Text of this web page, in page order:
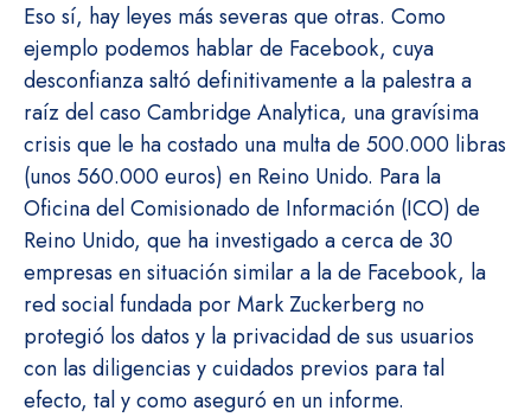
Eso sí, hay leyes más severas que otras. Como
ejemplo podemos hablar de Facebook, cuya
desconfianza saltó definitivamente a la palestra a
raíz del caso Cambridge Analytica, una gravísima
crisis que le ha costado una multa de 500.000 libras
(unos 560.000 euros) en Reino Unido. Para la
Oficina del Comisionado de Información (ICO) de
Reino Unido, que ha investigado a cerca de 30
empresas en situación similar a la de Facebook, la
red social fundada por Mark Zuckerberg no
protegió los datos y la privacidad de sus usuarios
con las diligencias y cuidados previos para tal
efecto, tal y como aseguró en un informe.